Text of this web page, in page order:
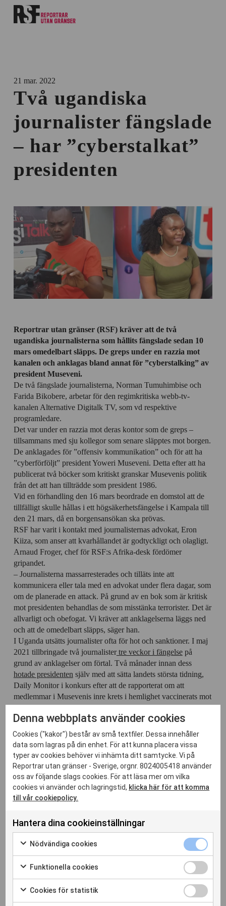
21 mar. 2022
Två ugandiska
journalister fängslade
– har ”cyberstalkat”
presidenten
Reportrar utan gränser (RSF) kräver att de två
ugandiska journalisterna som hållits fängslade sedan 10
mars omedelbart släpps. De greps under en razzia mot
kanalen och anklagas bland annat för ”cyberstalking” av
president Museveni.
De två fängslade journalisterna, Norman Tumuhimbise och
Farida Bikobere, arbetar för den regimkritiska webb-tv-
kanalen Alternative Digitalk TV, som vd respektive
programledare.
Det var under en razzia mot deras kontor som de greps –
tillsammans med sju kollegor som senare släpptes mot borgen.
De anklagades för ”offensiv kommunikation” och för att ha
”cyberförföljt” president Yoweri Museveni. Detta efter att ha
publicerat två böcker som kritiskt granskar Musevenis politik
från det att han tillträdde som president 1986.
Vid en förhandling den 16 mars beordrade en domstol att de
tillfälligt skulle hållas i ett högsäkerhetsfängelse i Kampala till
den 21 mars, då en borgensansökan ska prövas.
RSF har varit i kontakt med journalisternas advokat, Eron
Kiiza, som anser att kvarhållandet är godtyckligt och olagligt.
Arnaud Froger, chef för RSF:s Afrika-desk fördömer
gripandet.
– Journalisterna massarresterades och tilläts inte att
kommunicera eller tala med en advokat under flera dagar, som
om de planerade en attack. På grund av en bok som är kritisk
mot presidenten behandlas de som misstänka terrorister. Det är
allvarligt och obefogat. Vi kräver att anklagelserna läggs ned
och att de omedelbart släpps, säger han.
I Uganda utsätts journalister ofta för hot och sanktioner. I maj
2021 tillbringade två journalistertre veckor i fängelsepå
grund av anklagelser om förtal. Två månader innan dess
hotade presidenten själv med att sätta landets största tidning,
Daily Monitor i konkurs efter att de rapporterat om att
medlemmar i Musevenis inre krets i hemlighet vaccinerats mot
covid-19.
Uganda ligger på plats 125 av 180 länder iRSF:s
pressfrihetsindex 2021 . 28 platser lägre än 2015.
Relaterade inlägg
Denna webbplats använder cookies
Cookies ("kakor") består av små textfiler. Dessa innehåller
data som lagras på din enhet. För att kunna placera vissa
typer av cookies behöver vi inhämta ditt samtycke. Vi på
Reportrar utan gränser - Sverige, orgnr. 8024005418 använder
oss av följande slags cookies. För att läsa mer om vilka
cookies vi använder och lagringstid, klicka här för att komma
till vår cookiepolicy.
Hantera dina cookieinställningar
Nödvändiga cookies
Markera
för
till
användning
cookies
kryssruta
Funktionella cookies
Markera
för
cookies
kryssruta
Cookies för statistik
Markera
Cookies
för